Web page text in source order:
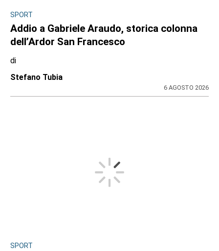
SPORT
Addio a Gabriele Araudo, storica colonna
dell’Ardor San Francesco
di
Stefano Tubia
6 AGOSTO 2026
SPORT